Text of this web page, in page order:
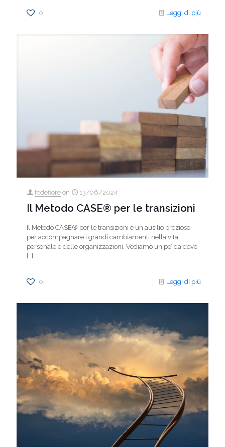
0 Leggi di più
fedefiore on 13/06/2024
Il Metodo CASE® per le transizioni
Il Metodo CASE® per le transizioni è un ausilio prezioso
per accompagnare i grandi cambiamenti nella vita
personale e delle organizzazioni. Vediamo un po’ da dove
[…]
0 Leggi di più